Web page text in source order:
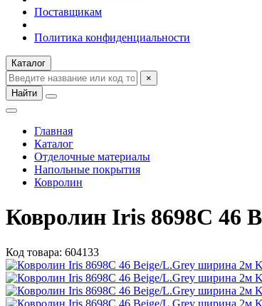
Поставщикам
Политика конфиденциальности
Каталог
×
Найти
Главная
Каталог
Отделочные материалы
Напольные покрытия
Ковролин
Ковролин Iris 8698C 46
Код товара: 604133